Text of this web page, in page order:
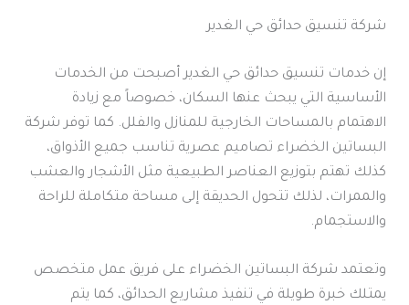
شركة تنسيق حدائق حي الغدير
إن خدمات تنسيق حدائق حي الغدير أصبحت من الخدمات
الأساسية التي يبحث عنها السكان، خصوصاً مع زيادة
الاهتمام بالمساحات الخارجية للمنازل والفلل. كما توفر شركة
البساتين الخضراء تصاميم عصرية تناسب جميع الأذواق،
كذلك تهتم بتوزيع العناصر الطبيعية مثل الأشجار والعشب
والممرات، لذلك تتحول الحديقة إلى مساحة متكاملة للراحة
والاستجمام.
وتعتمد شركة البساتين الخضراء على فريق عمل متخصص
يمتلك خبرة طويلة في تنفيذ مشاريع الحدائق، كما يتم